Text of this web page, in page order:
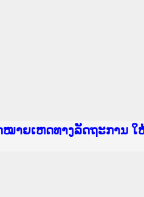
ທາງລັດຖະການ ແລະ ແອັ
າຍເຫດທາງລັດຖະການ
ຈັດຕັ້ງປະຕິບັດວຽກງານຈົ
ກງານຈົດໝາຍເຫດທາງລັ
ກງານຈົດໝາຍເຫດທາງລັ
ແລະ ເວັບໄຊຈົດໝາຍເຫດ
ແລະ ເວັບໄຊຈົດໝາຍເຫດ
ເຫດທາງລັດຖະການໃຫ້ຜູ້
າຍເຫດທາງລັດຖະການ ໃ